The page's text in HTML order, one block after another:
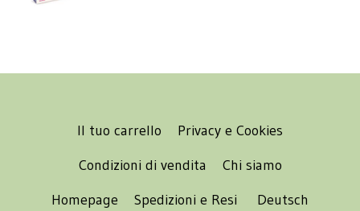
Il tuo carrello
Privacy e Cookies
Condizioni di vendita
Chi siamo
Homepage
Spedizioni e Resi Deutsch